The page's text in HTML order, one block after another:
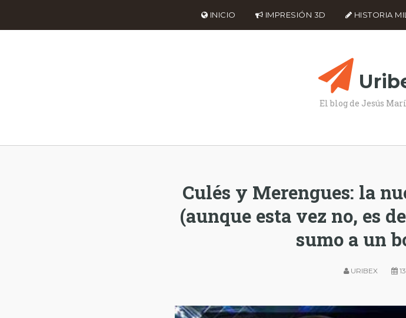
INICIO IMPRESIÓN 3D HISTORIA
El blog de Jesús
Culés y Merengues: la
(aunque esta vez no, es
sumo a un
URIBEX